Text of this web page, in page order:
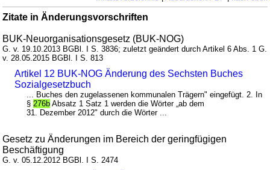
Zitate in Änderungsvorschriften
BUK-Neuorganisationsgesetz (BUK-NOG)
G. v. 19.10.2013 BGBl. I S. 3836; zuletzt geändert durch Artikel 6 Abs. 1 G.
v. 28.05.2015 BGBl. I S. 813
Artikel 12 BUK-NOG Änderung des Sechsten Buches
Sozialgesetzbuch
... Buches den zugelassenen kommunalen Trägern" eingefügt. 2. In
§276b Absatz 1 Satz 1 werden die Wörter „ab dem
31. Dezember 2012" durch die Wörter ...
Gesetz zu Änderungen im Bereich der geringfügigen
Beschäftigung
G. v. 05.12.2012 BGBl. I S. 2474